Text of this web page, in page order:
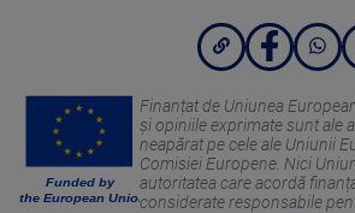
Funded by
the European Union
Finanțat de Uniunea
și opiniile exprimate sunt ale
neapărat pe cele ale Uniunii
Comisiei Europene. Nici
autoritatea care acordă
considerate responsabile